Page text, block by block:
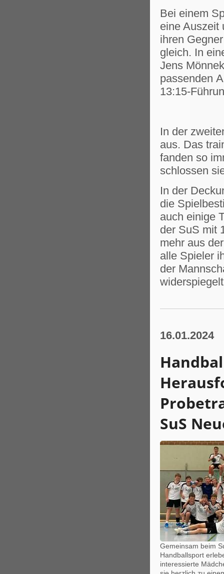
Bei einem
eine Auszeit
ihren
gleich. In
Jens
passenden
13:15-
In der
aus. Das
fanden so
schlossen
In der
die
auch einige
der SuS mit
mehr aus
alle Spieler
der
16.01.2024
SuS
Gemeinsam beim
Handballsport
interessierte